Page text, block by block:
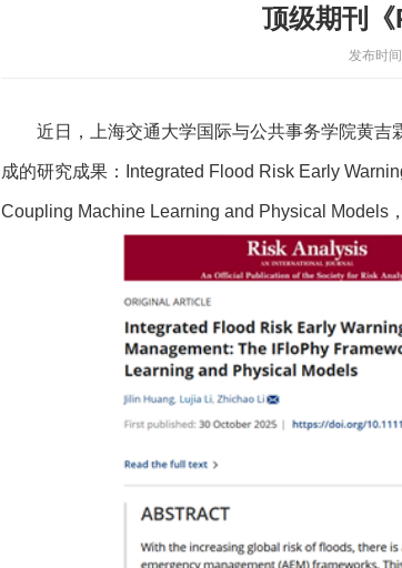
顶级期刊
发布时
近日，上海交通大学国际与公共事务学院黄
成的研究成果：Integrated Flood Risk Early
Coupling Machine Learning and Physical Models